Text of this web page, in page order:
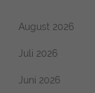
August 2026
Juli 2026
Juni 2026